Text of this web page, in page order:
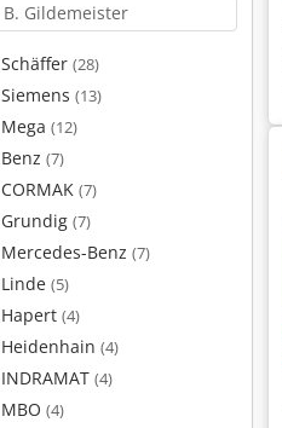
Schäffer (28)
Siemens (13)
Mega (12)
Benz (7)
CORMAK (7)
Grundig (7)
Mercedes-Benz (7)
Linde (5)
Hapert (4)
Heidenhain (4)
INDRAMAT (4)
MBO (4)